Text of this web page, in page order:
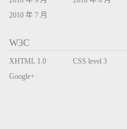
2010 年 7 月
W3C
XHTML 1.0
Transitional
CSS level 3
Google+